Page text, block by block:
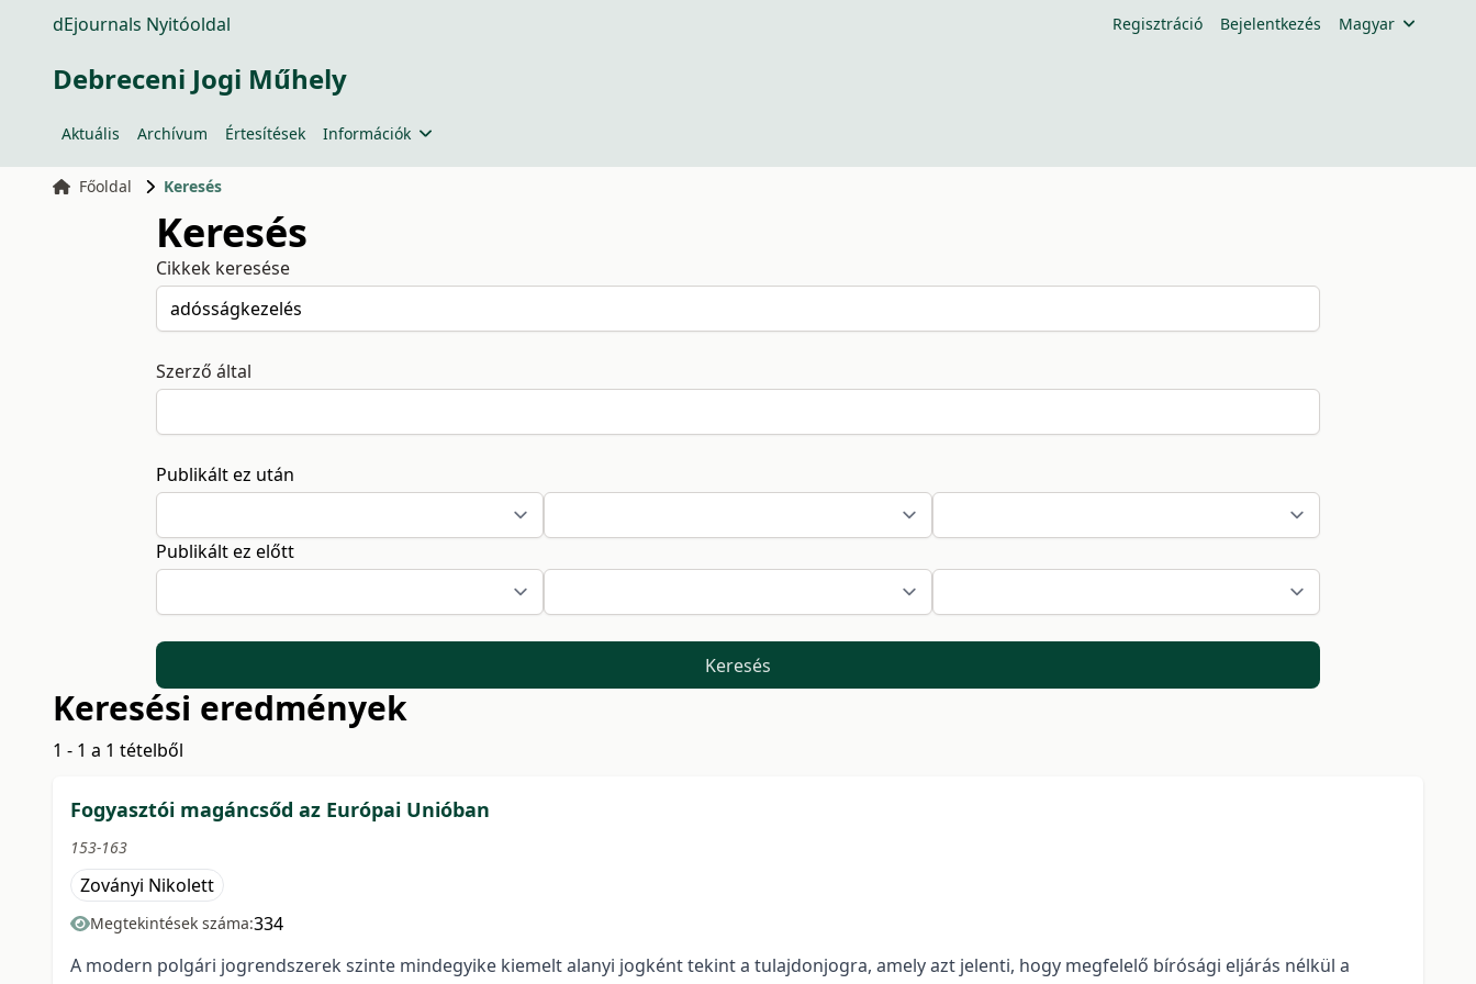
dEjournals Nyitóoldal Regisztráció Bejelentkezés Magyar
Debreceni Jogi Műhely
Aktuális Archívum Értesítések Információk
Főoldal Keresés
Keresés
Cikkek keresése
Szerző által
Publikált ez után
Publikált ez előtt
Keresés
Keresési eredmények
1 - 1 a 1 tételből
Fogyasztói magáncsőd az Európai Unióban
153-163
Zoványi Nikolett
Megtekintések száma:334
A modern polgári jogrendszerek szinte mindegyike kiemelt alanyi jogként tekint a tulajdonjogra, amely azt jelenti, hogy megfelelő bírósági eljárás nélkül a